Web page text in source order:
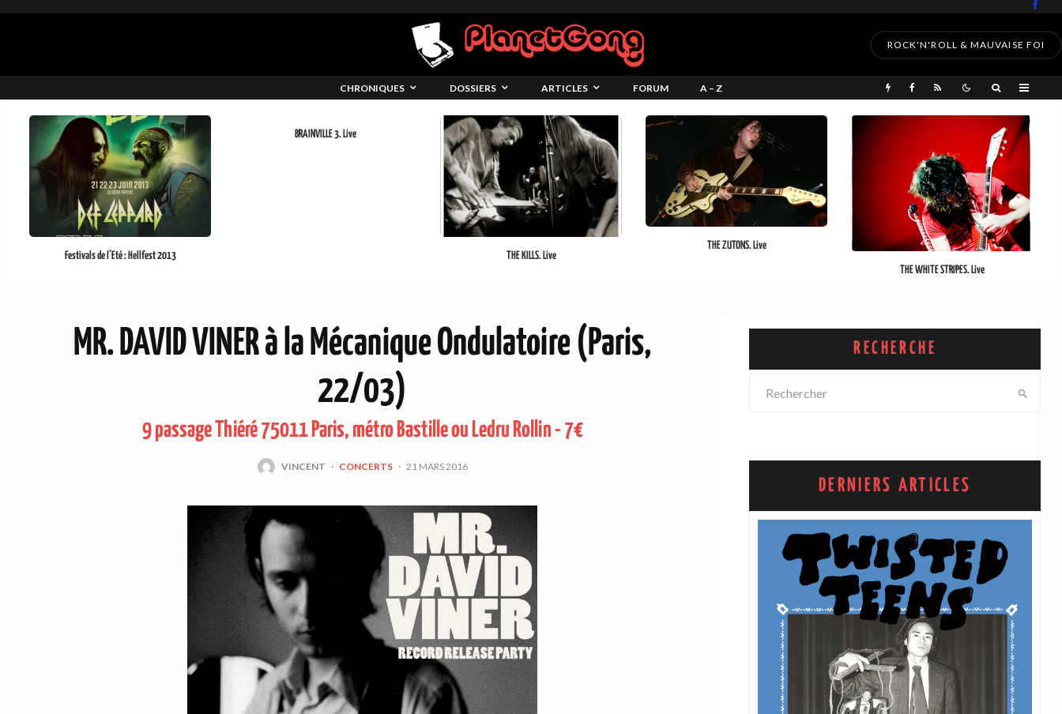
ROCK'N'ROLL & MAUVAISE FOI
CHRONIQUES DOSSIERS ARTICLES FORUM A – Z
Festivals de l’Eté : Hellfest 2013
BRAINVILLE 3. Live
THE KILLS. Live
THE ZUTONS. Live
THE WHITE STRIPES. Live
MR. DAVID VINER à la Mécanique Ondulatoire (Paris,
22/03)
9 passage Thiéré 75011 Paris, métro Bastille ou Ledru Rollin - 7€
VINCENT · CONCERTS · 21 MARS 2016
RECHERCHE
DERNIERS ARTICLES